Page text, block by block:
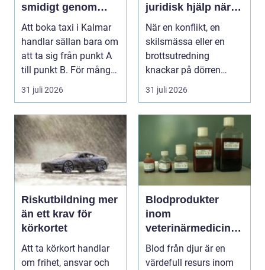
smidigt genom
hela resan
Att boka taxi i Kalmar
handlar sällan bara om
att ta sig från punkt A
till punkt B. För många
är res...
31 juli 2026
juridisk hjälp när
livet krånglar
När en konflikt, en
skilsmässa eller en
brottsutredning
knackar på dörren
förändras vardagen
snabbt....
31 juli 2026
Riskutbildning mer
än ett krav för
körkortet
Att ta körkort handlar
om frihet, ansvar och
Blodprodukter
inom
veterinärmedicin
funktion, kvalitet
och användning
Blod från djur är en
värdefull resurs inom